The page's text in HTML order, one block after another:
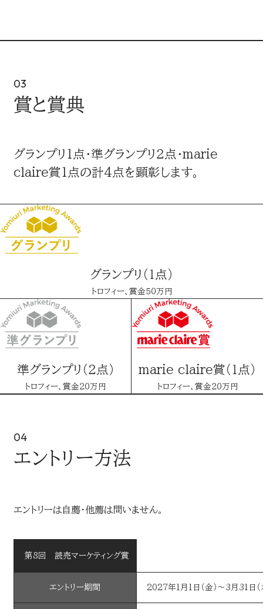
03
賞と賞典
グランプリ1点・準グランプリ2点・marie
claire賞1点の計4点を顕彰します。
グランプリ（１点）
トロフィー、賞金５０万円
準グランプリ（2点）
トロフィー、賞金２０万円
marie claire賞（１点）
トロフィー、賞金２０万円
04
エントリー方法
エントリーは自薦・他薦は問いません。
第8回 読売マーケティング賞
エントリー期間 2027年1月1日（金）～3月31日（